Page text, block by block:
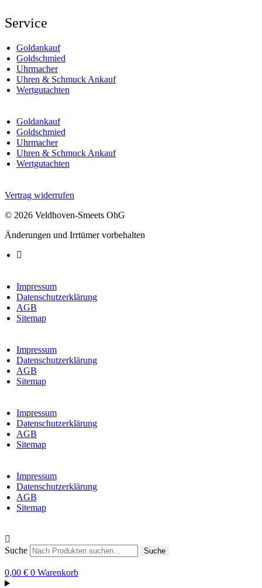
Service
Goldankauf
Goldschmied
Uhrmacher
Uhren & Schmuck Ankauf
Wertgutachten
Goldankauf
Goldschmied
Uhrmacher
Uhren & Schmuck Ankauf
Wertgutachten
Vertrag widerrufen
© 2026 Veldhoven-Smeets OhG
Änderungen und Irrtümer vorbehalten
Impressum
Datenschutzerklärung
AGB
Sitemap
Impressum
Datenschutzerklärung
AGB
Sitemap
Impressum
Datenschutzerklärung
AGB
Sitemap
Impressum
Datenschutzerklärung
AGB
Sitemap
Suche Suche
0,00 € 0 Warenkorb